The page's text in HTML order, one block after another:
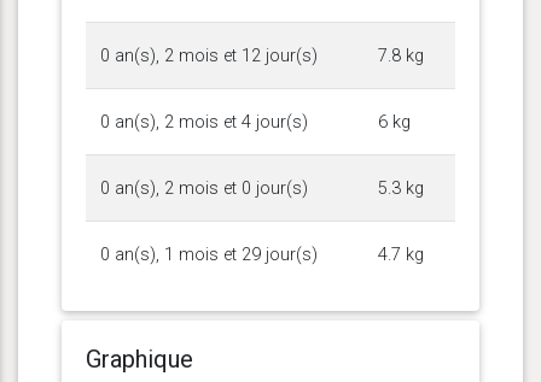
0 an(s), 2 mois et 12 jour(s) 7.8 kg
0 an(s), 2 mois et 4 jour(s) 6 kg
0 an(s), 2 mois et 0 jour(s) 5.3 kg
0 an(s), 1 mois et 29 jour(s) 4.7 kg
Graphique